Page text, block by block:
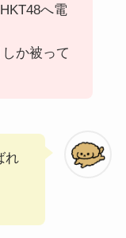
へ電
か被って
れ